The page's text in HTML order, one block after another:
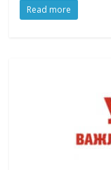
Read more